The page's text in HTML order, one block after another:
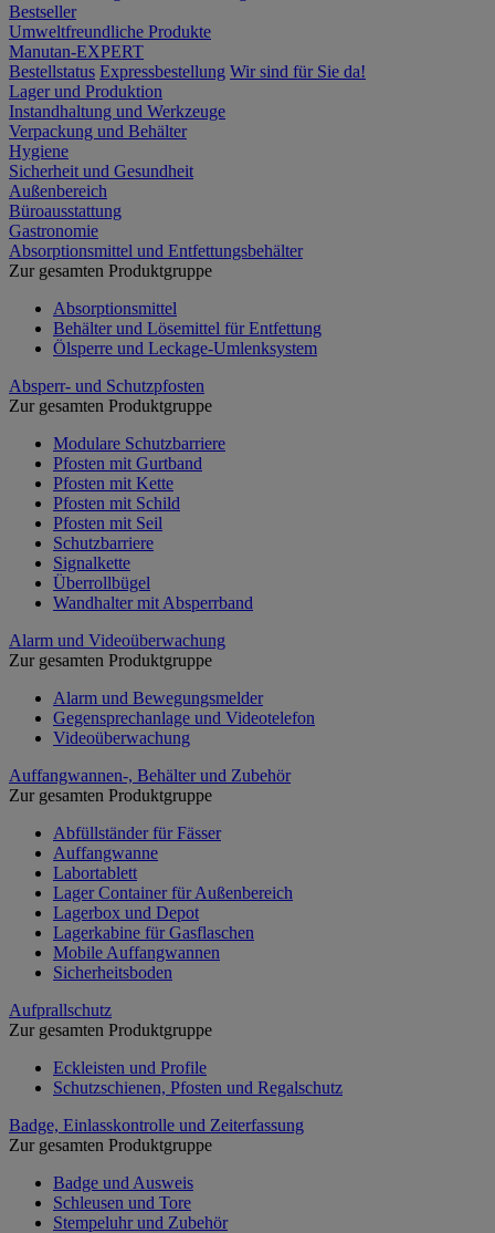
Bestseller
Umweltfreundliche Produkte
Manutan-EXPERT
Bestellstatus Expressbestellung Wir sind für Sie da!
Lager und Produktion
Instandhaltung und Werkzeuge
Verpackung und Behälter
Hygiene
Sicherheit und Gesundheit
Außenbereich
Büroausstattung
Gastronomie
Absorptionsmittel und Entfettungsbehälter
Zur gesamten Produktgruppe
Absorptionsmittel
Behälter und Lösemittel für Entfettung
Ölsperre und Leckage-Umlenksystem
Absperr- und Schutzpfosten
Zur gesamten Produktgruppe
Modulare Schutzbarriere
Pfosten mit Gurtband
Pfosten mit Kette
Pfosten mit Schild
Pfosten mit Seil
Schutzbarriere
Signalkette
Überrollbügel
Wandhalter mit Absperrband
Alarm und Videoüberwachung
Zur gesamten Produktgruppe
Alarm und Bewegungsmelder
Gegensprechanlage und Videotelefon
Videoüberwachung
Auffangwannen-, Behälter und Zubehör
Zur gesamten Produktgruppe
Abfüllständer für Fässer
Auffangwanne
Labortablett
Lager Container für Außenbereich
Lagerbox und Depot
Lagerkabine für Gasflaschen
Mobile Auffangwannen
Sicherheitsboden
Aufprallschutz
Zur gesamten Produktgruppe
Eckleisten und Profile
Schutzschienen, Pfosten und Regalschutz
Badge, Einlasskontrolle und Zeiterfassung
Zur gesamten Produktgruppe
Badge und Ausweis
Schleusen und Tore
Stempeluhr und Zubehör